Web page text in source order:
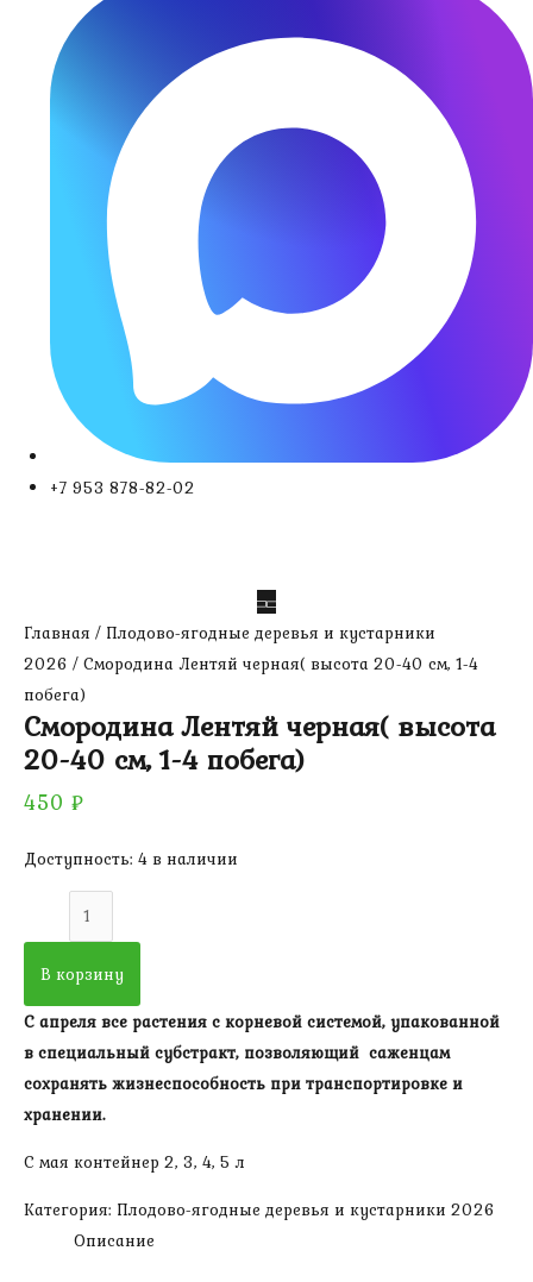
+7 953 878-82-02
Главная / Плодово-ягодные деревья и кустарники
2026 / Смородина Лентяй черная( высота 20-40 см, 1-4
побега)
Смородина Лентяй черная( высота
20-40 см, 1-4 побега)
450 ₽
Доступность: 4 в наличии
Количество
товара
Смородина
черная(
высота
20-
40
см,
4
побега)
В корзину
С апреля все растения с корневой системой, упакованной
в специальный субстракт, позволяющий саженцам
сохранять жизнеспособность при транспортировке и
хранении.
С мая контейнер 2, 3, 4, 5 л
Категория: Плодово-ягодные деревья и кустарники 2026
Описание